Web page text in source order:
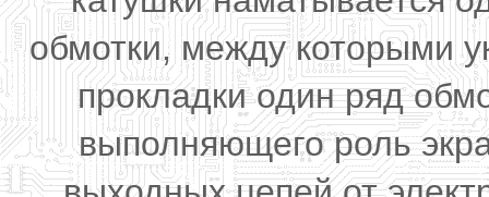
обмотки, между которыми
прокладки один ряд
выполняющего роль